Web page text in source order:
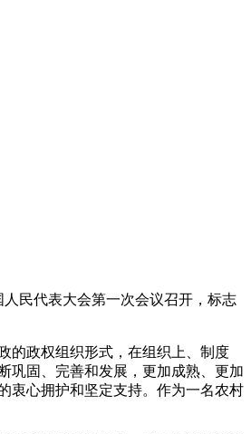
民代表大会第一次会议召开，标志
的政权组织形式，在组织上、制度
巩固、完善和发展，更加成熟、更加
衷心拥护和坚定支持。作为一名农村